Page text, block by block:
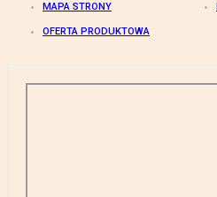
MAPA STRONY
OFERTA PRODUKTOWA